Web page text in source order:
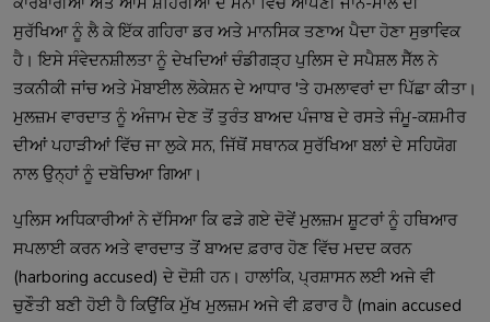
ਸੁਰੱਖਿਆ ਨੂੰ ਲੈ ਕੇ ਇੱਕ ਗਹਿਰਾ ਡਰ ਅਤੇ ਮਾਨਸਿਕ ਤਣਾਅ ਪੈਦਾ ਹੋਣਾ ਸੁਭਾਵਿਕ
ਹੈ। ਇਸੇ ਸੰਵੇਦਨਸ਼ੀਲਤਾ ਨੂੰ ਦੇਖਦਿਆਂ ਚੰਡੀਗੜ੍ਹ ਪੁਲਿਸ ਦੇ ਸਪੈਸ਼ਲ ਸੈੱਲ ਨੇ
ਤਕਨੀਕੀ ਜਾਂਚ ਅਤੇ ਮੋਬਾਈਲ ਲੋਕੇਸ਼ਨ ਦੇ ਆਧਾਰ 'ਤੇ ਹਮਲਾਵਰਾਂ ਦਾ ਪਿੱਛਾ ਕੀਤਾ।
ਮੁਲਜ਼ਮ ਵਾਰਦਾਤ ਨੂੰ ਅੰਜਾਮ ਦੇਣ ਤੋਂ ਤੁਰੰਤ ਬਾਅਦ ਪੰਜਾਬ ਦੇ ਰਸਤੇ ਜੰਮੂ-ਕਸ਼ਮੀਰ
ਦੀਆਂ ਪਹਾੜੀਆਂ ਵਿੱਚ ਜਾ ਲੁਕੇ ਸਨ, ਜਿੱਥੋਂ ਸਥਾਨਕ ਸੁਰੱਖਿਆ ਬਲਾਂ ਦੇ ਸਹਿਯੋਗ
ਨਾਲ ਉਨ੍ਹਾਂ ਨੂੰ ਦਬੋਚਿਆ ਗਿਆ।
ਪੁਲਿਸ ਅਧਿਕਾਰੀਆਂ ਨੇ ਦੱਸਿਆ ਕਿ ਫੜੇ ਗਏ ਦੋਵੇਂ ਮੁਲਜ਼ਮ ਸ਼ੂਟਰਾਂ ਨੂੰ ਹਥਿਆਰ
ਸਪਲਾਈ ਕਰਨ ਅਤੇ ਵਾਰਦਾਤ ਤੋਂ ਬਾਅਦ ਫ਼ਰਾਰ ਹੋਣ ਵਿੱਚ ਮਦਦ ਕਰਨ
(harboring accused) ਦੇ ਦੋਸ਼ੀ ਹਨ। ਹਾਲਾਂਕਿ, ਪ੍ਰਸ਼ਾਸਨ ਲਈ ਅਜੇ ਵੀ
ਚੁਣੌਤੀ ਬਣੀ ਹੋਈ ਹੈ ਕਿਉਂਕਿ ਮੁੱਖ ਮੁਲਜ਼ਮ ਅਜੇ ਵੀ ਫ਼ਰਾਰ ਹੈ (main accused